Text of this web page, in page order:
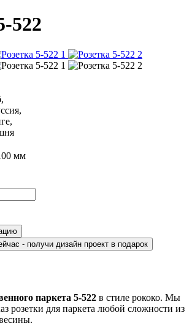
522
мм
- получи дизайн проект в подарок
паркета 5-522 в стиле рококо. Мы
розетки для паркета любой сложности из